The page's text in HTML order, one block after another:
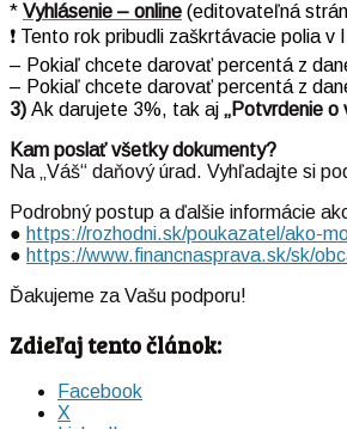
* Vyhlásenie – online (editovateľná
❗ Tento rok pribudli zaškrtávacie polia v
– Pokiaľ chcete darovať percentá z
– Pokiaľ chcete darovať percentá z
3) Ak darujete 3%, tak aj „Potvrdenie o
Kam poslať všetky dokumenty?
Na „Váš“ daňový úrad. Vyhľadajte si
Podrobný postup a ďalšie informácie
● https://rozhodni.sk/poukazatel/ako-
● https://www.financnasprava.sk/sk/
Ďakujeme za Vašu podporu!
Zdieľaj tento článok:
Facebook
X